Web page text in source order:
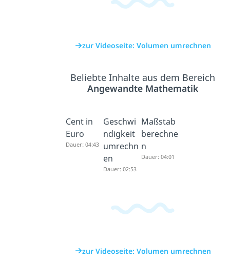
zur Videoseite: Volumen umrechnen
Beliebte Inhalte aus dem Bereich
Angewandte Mathematik
Cent in
Euro
Dauer: 04:43
Geschwi
ndigkeit
umrechn
en
Dauer: 02:53
Maßstab
berechne
n
Dauer: 04:01
zur Videoseite: Volumen umrechnen